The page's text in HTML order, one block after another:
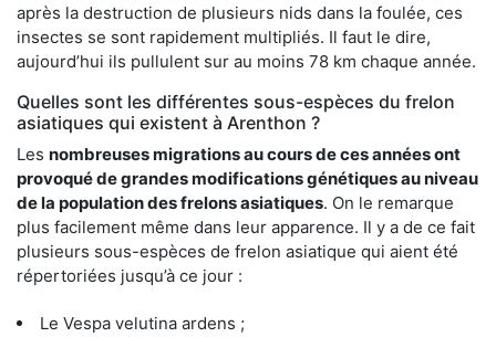
après la destruction de plusieurs nids dans la foulée, ces
insectes se sont rapidement multipliés. Il faut le dire,
aujourd’hui ils pullulent sur au moins 78 km chaque année.
Quelles sont les différentes sous-espèces du frelon
asiatiques qui existent à Arenthon ?
Les nombreuses migrations au cours de ces années ont
provoqué de grandes modifications génétiques au niveau
de la population des frelons asiatiques. On le remarque
plus facilement même dans leur apparence. Il y a de ce fait
plusieurs sous-espèces de frelon asiatique qui aient été
répertoriées jusqu’à ce jour :
Le Vespa velutina ardens ;